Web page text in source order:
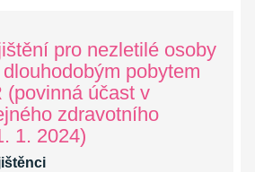
pro nezletilé osoby
pobytem
(povinná účast v
zdravotního
1. 2024)